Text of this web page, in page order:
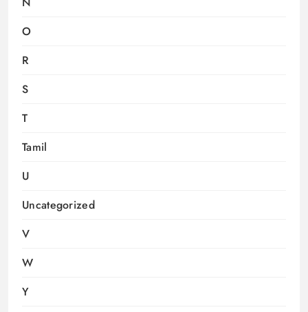
O
R
S
T
Tamil
U
Uncategorized
V
W
Y